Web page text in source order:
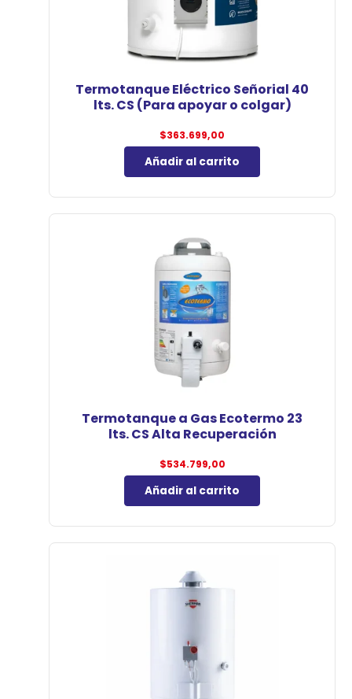
Termotanque Eléctrico Señorial 40
lts. CS (Para apoyar o colgar)
$363.699,00
Añadir al carrito
Termotanque a Gas Ecotermo 23
lts. CS Alta Recuperación
$534.799,00
Añadir al carrito